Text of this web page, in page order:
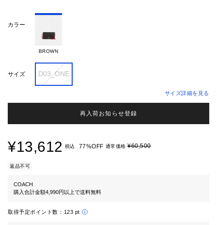
カラー
BROWN
サイズ D03_ONE
サイズ詳細を見る
再入荷お知らせ登録
¥13,612 税込 77%OFF 通常価格 ¥60,500
返品不可
COACH
購入合計金額4,990円以上で送料無料
取得予定ポイント数： 123 pt